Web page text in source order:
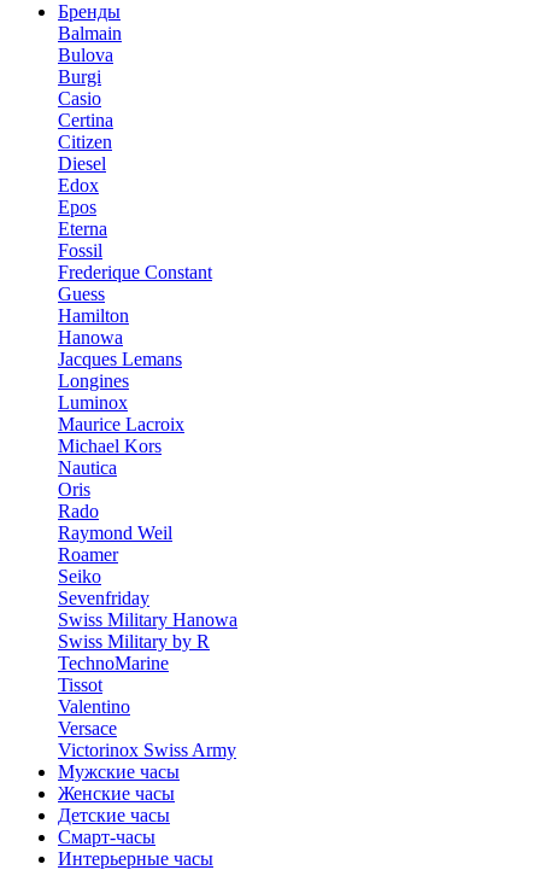
Бренды
Balmain
Bulova
Burgi
Casio
Certina
Citizen
Diesel
Edox
Epos
Eterna
Fossil
Frederique Constant
Guess
Hamilton
Hanowa
Jacques Lemans
Longines
Luminox
Maurice Lacroix
Michael Kors
Nautica
Oris
Rado
Raymond Weil
Roamer
Seiko
Sevenfriday
Swiss Military Hanowa
Swiss Military by R
TechnoMarine
Tissot
Valentino
Versace
Victorinox Swiss Army
Мужские часы
Женские часы
Детские часы
Смарт-часы
Интерьерные часы